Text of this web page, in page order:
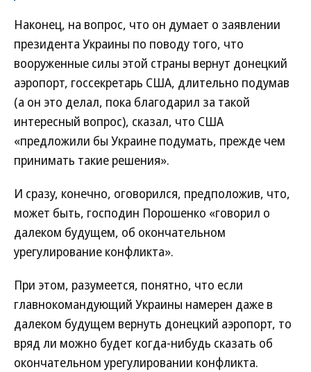
Наконец, на вопрос, что он думает о заявлении
президента Украины по поводу того, что
вооруженные силы этой страны вернут донецкий
аэропорт, госсекретарь США, длительно подумав
(а он это делал, пока благодарил за такой
интересный вопрос), сказал, что США
«предложили бы Украине подумать, прежде чем
принимать такие решения».
И сразу, конечно, оговорился, предположив, что,
может быть, господин Порошенко «говорил о
далеком будущем, об окончательном
урегулирование конфликта».
При этом, разумеется, понятно, что если
главнокомандующий Украины намерен даже в
далеком будущем вернуть донецкий аэропорт, то
вряд ли можно будет когда-нибудь сказать об
окончательном урегулировании конфликта.